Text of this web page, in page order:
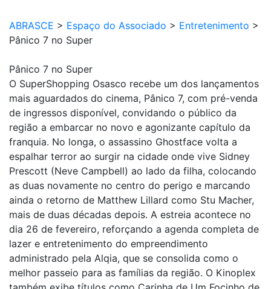
ABRASCE > Espaço do Associado > Entretenimento >
Pânico 7 no Super
Pânico 7 no Super
O SuperShopping Osasco recebe um dos lançamentos
mais aguardados do cinema, Pânico 7, com pré-venda
de ingressos disponível, convidando o público da
região a embarcar no novo e agonizante capítulo da
franquia. No longa, o assassino Ghostface volta a
espalhar terror ao surgir na cidade onde vive Sidney
Prescott (Neve Campbell) ao lado da filha, colocando
as duas novamente no centro do perigo e marcando
ainda o retorno de Matthew Lillard como Stu Macher,
mais de duas décadas depois. A estreia acontece no
dia 26 de fevereiro, reforçando a agenda completa de
lazer e entretenimento do empreendimento
administrado pela Alqia, que se consolida como o
melhor passeio para as famílias da região. O Kinoplex